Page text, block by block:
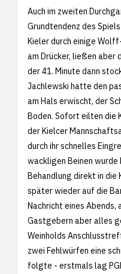
Auch im zweiten
Grundtendenz des
Kieler durch einige
am Drücker, ließen aber
der 41. Minute dann
Jachlewski hatte den
am Hals erwischt, der
Boden. Sofort eilten die
der Kielcer
durch ihr schnelles
wackligen Beinen
Behandlung direkt in die
später wieder auf die
Nachricht eines Abends,
Gastgebern aber alles
Weinholds
zwei Fehlwürfen eine
folgte - erstmals lag